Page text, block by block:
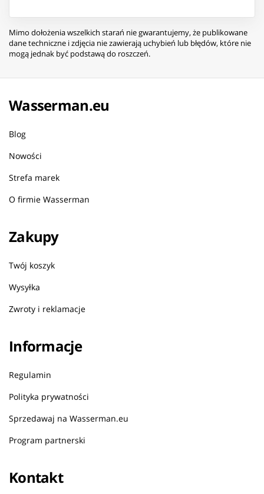
Mimo dołożenia wszelkich starań nie gwarantujemy, że publikowane
dane techniczne i zdjęcia nie zawierają uchybień lub błędów, które nie
mogą jednak być podstawą do roszczeń.
Wasserman.eu
Blog
Nowości
Strefa marek
O firmie Wasserman
Zakupy
Twój koszyk
Wysyłka
Zwroty i reklamacje
Informacje
Regulamin
Polityka prywatności
Sprzedawaj na Wasserman.eu
Program partnerski
Kontakt